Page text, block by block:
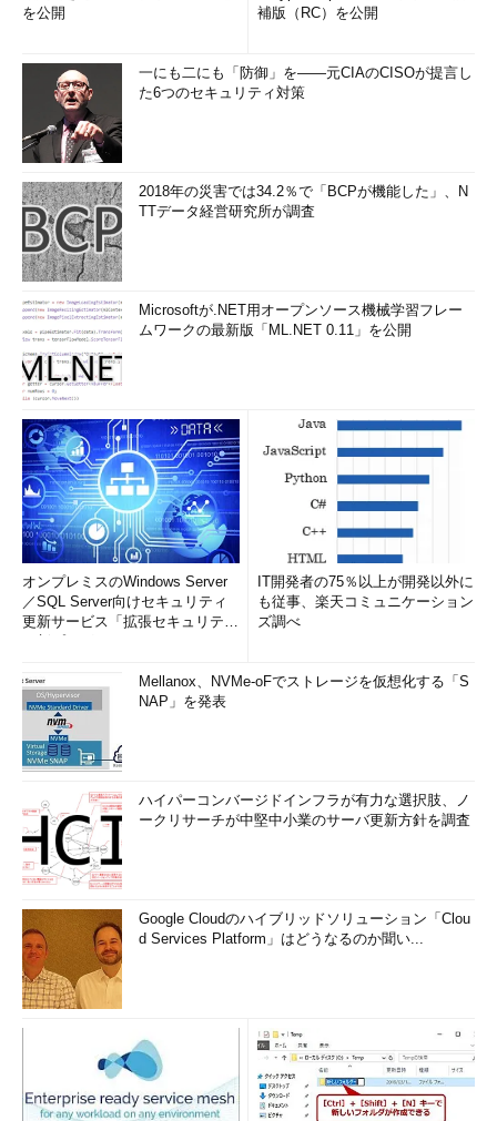
を公開
補版（RC）を公開
一にも二にも「防御」を――元CIAのCISOが提言し
た6つのセキュリティ対策
2018年の災害では34.2％で「BCPが機能した」、N
TTデータ経営研究所が調査
Microsoftが.NET用オープンソース機械学習フレー
ムワークの最新版「ML.NET 0.11」を公開
オンプレミスのWindows Server
／SQL Server向けセキュリティ
更新サービス「拡張セキュリティ
IT開発者の75％以上が開発以外に
も従事、楽天コミュニケーション
ズ調べ
Mellanox、NVMe-oFでストレージを仮想化する「S
NAP」を発表
ハイパーコンバージドインフラが有力な選択肢、ノ
ークリサーチが中堅中小業のサーバ更新方針を調査
Google Cloudのハイブリッドソリューション「Clou
d Services Platform」はどうなるのか聞い...